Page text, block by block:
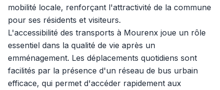
mobilité locale, renforçant l'attractivité de la commune
pour ses résidents et visiteurs.
L'accessibilité des transports à Mourenx joue un rôle
essentiel dans la qualité de vie après un
emménagement. Les déplacements quotidiens sont
facilités par la présence d'un réseau de bus urbain
efficace, qui permet d'accéder rapidement aux